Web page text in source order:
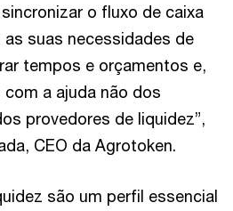
o fluxo de caixa
suas necessidades de
tempos e orçamentos e,
a ajuda não dos
provedores de liquidez”,
CEO da Agrotoken.
são um perfil essencial